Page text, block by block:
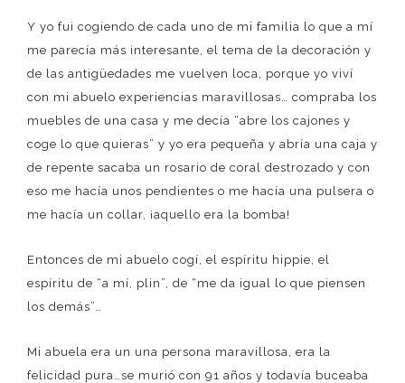
Y yo fui cogiendo de cada uno de mi familia lo que a mí
me parecía más interesante, el tema de la decoración y
de las antigüedades me vuelven loca, porque yo viví
con mi abuelo experiencias maravillosas… compraba los
muebles de una casa y me decía “abre los cajones y
coge lo que quieras” y yo era pequeña y abría una caja y
de repente sacaba un rosario de coral destrozado y con
eso me hacía unos pendientes o me hacía una pulsera o
me hacía un collar, ¡aquello era la bomba!
Entonces de mi abuelo cogí, el espíritu hippie, el
espíritu de “a mí, plin”, de “me da igual lo que piensen
los demás”…
Mi abuela era un una persona maravillosa, era la
felicidad pura…se murió con 91 años y todavía buceaba